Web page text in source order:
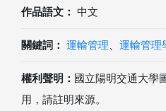
作品語文： 中文
關鍵詞： 運輸管理 運輸管理
權利聲明： 國立陽明交通大學
用，請註明來源。